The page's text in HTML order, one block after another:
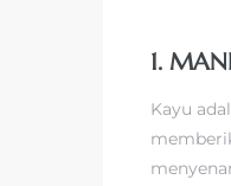
1.
Kayu